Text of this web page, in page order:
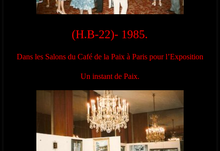
(H.B-22)- 1985.
Dans les Salons du Café de la Paix à Paris pour l’Exposition
Un instant de Paix.